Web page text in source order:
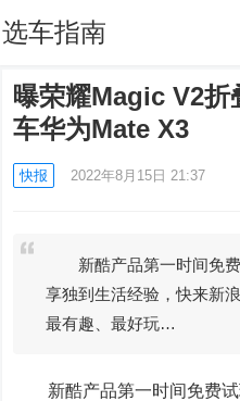
选车指南
曝荣耀Magic V2折
车华为Mate X3
快报 2022年8月15日 21:37
新酷产品第一时间免费
享独到生活经验，快来新
最有趣、最好玩…
新酷产品第一时间免费试